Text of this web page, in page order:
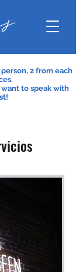
person, 2 from each
to speak with